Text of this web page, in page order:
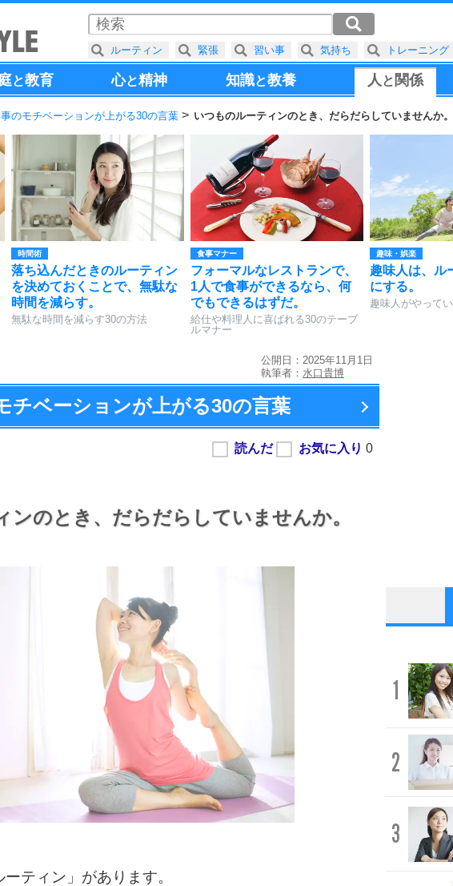
と教育 心と精神 知識と教養 人と 関係
のモチベーションが上がる30の言葉 いつものルーティンのとき、だらだらしていませんか。
時間術
落ち込んだときのルーティン
を決めておくことで、無駄な
時間を減らす。
無駄な時間を減らす30の方法
食事マナー
フォーマルなレストランで、
1人で食事ができるなら、何
でもできるはずだ。
給仕や料理人に喜ばれる30のテーブ
ルマナー
趣味・娯楽
趣味人は、ル
にする。
趣味人がやって
公開日：2025年11月1日
執筆者： 水口貴博
チベーションが上がる30の言葉
ンのとき、 だらだらしていませんか。
ティン」があります。
1
2
3
ルーティン 緊張 習い事 気持ち トレーニング